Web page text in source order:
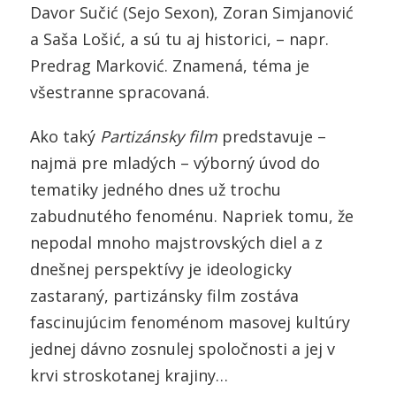
Davor Sučić (Sejo Sexon), Zoran Simjanović
a Saša Lošić, a sú tu aj historici, – napr.
Predrag Marković. Znamená, téma je
všestranne spracovaná.
Ako taký Partizánsky filmpredstavuje –
najmä pre mladých – výborný úvod do
tematiky jedného dnes už trochu
zabudnutého fenoménu. Napriek tomu, že
nepodal mnoho majstrovských diel a z
dnešnej perspektívy je ideologicky
zastaraný, partizánsky film zostáva
fascinujúcim fenoménom masovej kultúry
jednej dávno zosnulej spoločnosti a jej v
krvi stroskotanej krajiny…